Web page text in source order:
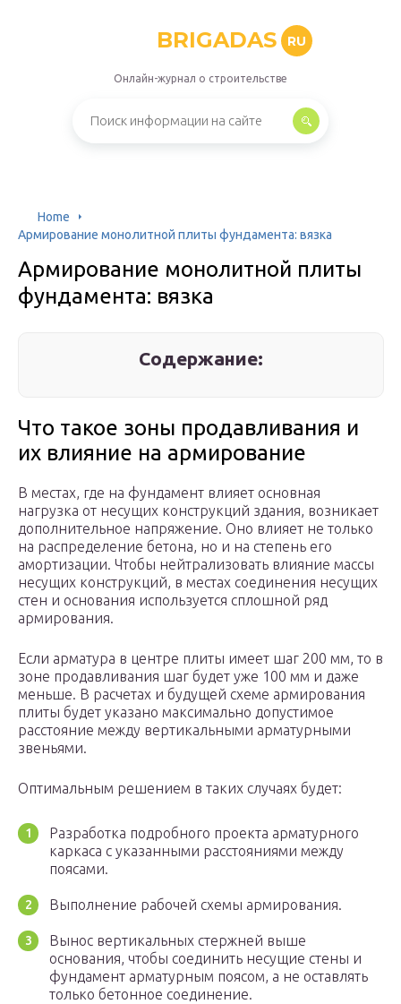
BRIGADAS RU
Онлайн-журнал о строительстве
Home
Армирование монолитной плиты фундамента: вязка
Армирование монолитной плиты
фундамента: вязка
Содержание:
Что такое зоны продавливания и
их влияние на армирование
В местах, где на фундамент влияет основная
нагрузка от несущих конструкций здания, возникает
дополнительное напряжение. Оно влияет не только
на распределение бетона, но и на степень его
амортизации. Чтобы нейтрализовать влияние массы
несущих конструкций, в местах соединения несущих
стен и основания используется сплошной ряд
армирования.
Если арматура в центре плиты имеет шаг 200 мм, то в
зоне продавливания шаг будет уже 100 мм и даже
меньше. В расчетах и будущей схеме армирования
плиты будет указано максимально допустимое
расстояние между вертикальными арматурными
звеньями.
Оптимальным решением в таких случаях будет:
Разработка подробного проекта арматурного
каркаса с указанными расстояниями между
поясами.
Выполнение рабочей схемы армирования.
Вынос вертикальных стержней выше
основания, чтобы соединить несущие стены и
фундамент арматурным поясом, а не оставлять
только бетонное соединение.